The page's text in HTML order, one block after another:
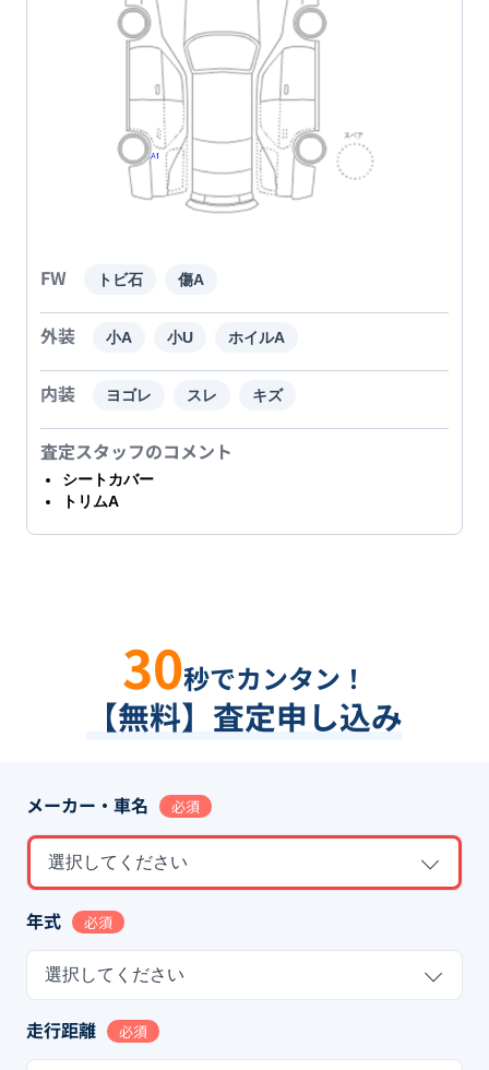
FW トビ石 傷A
外装 小A 小U ホイルA
内装 ヨゴレ スレ キズ
査定スタッフのコメント
シートカバー
トリムA
30秒でカンタン！
【無料】査定申し込み
メーカー・車名 必須
選択してください
年式 必須
選択してください
走行距離 必須